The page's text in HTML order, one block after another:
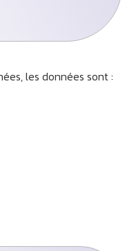
les données sont :